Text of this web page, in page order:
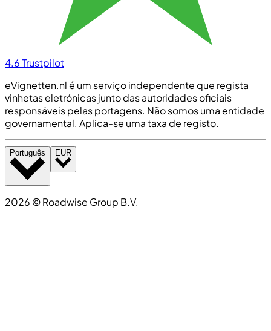
4.6Trustpilot
eVignetten.nl é um serviço independente que regista
vinhetas eletrónicas junto das autoridades oficiais
responsáveis pelas portagens. Não somos uma entidade
governamental. Aplica-se uma taxa de registo.
Português EUR
2026 ©Roadwise Group B.V.